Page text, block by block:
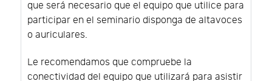
que será necesario que el equipo que utilice para
participar en el seminario disponga de altavoces
o auriculares.
Le recomendamos que compruebe la
conectividad del equipo que utilizará para asistir